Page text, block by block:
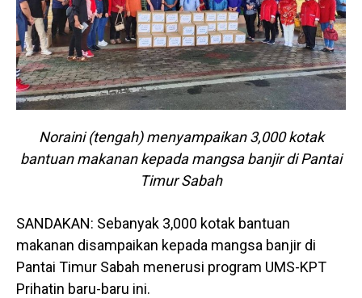
Noraini (tengah) menyampaikan 3,000 kotak
bantuan makanan kepada mangsa banjir di Pantai
Timur Sabah
SANDAKAN: Sebanyak 3,000 kotak bantuan
makanan disampaikan kepada mangsa banjir di
Pantai Timur Sabah menerusi program UMS-KPT
Prihatin baru-baru ini.